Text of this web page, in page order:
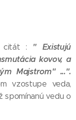
citát :
" Existujú
kovov, a
Majstrom" ...".
vzostupe veda,
spomínanú vedu o